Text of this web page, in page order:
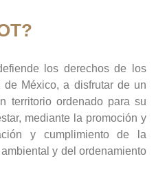
los derechos de los
México, a disfrutar de un
territorio ordenado para su
mediante la promoción y
y cumplimiento de la
y del ordenamiento